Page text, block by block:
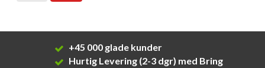
+45 000 glade kunder
Hurtig Levering (2-3 dgr) med Bring